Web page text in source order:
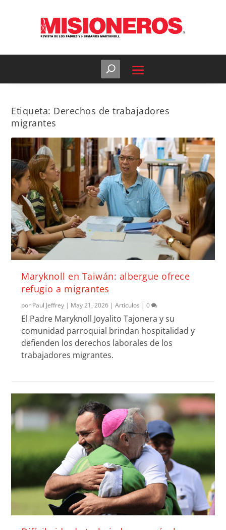
Etiqueta: Derechos de trabajadores
migrantes
Maryknoll en Taiwán: albergue ofrece
refugio a migrantes
por Paul Jeffrey | May 21, 2026 |Artículos |0
El Padre Maryknoll Joyalito Tajonera y su
comunidad parroquial brindan hospitalidad y
defienden los derechos laborales de los
trabajadores migrantes.